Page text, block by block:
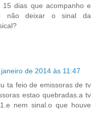
dias que acompanho e
não deixar o sinal da
de 2014 às 11:47
ta feio de emissoras de tv
estao quebradas.a tv
nem sinal.o que houve